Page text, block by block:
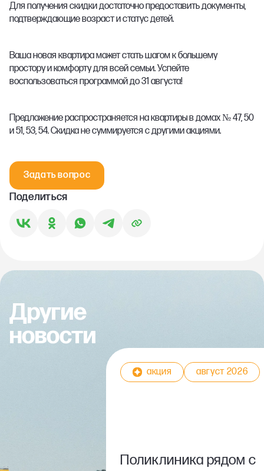
Для получения скидки достаточно предоставить документы,
подтверждающие возраст и статус детей.
Ваша новая квартира может стать шагом к большему
простору и комфорту для всей семьи. Успейте
воспользоваться программой до 31 августа!
Предложение распространяется на квартиры в домах № 47, 50
и 51, 53, 54. Скидка не суммируется с другими акциями.
Задать вопрос
Поделиться
Другие
новости
акция август 2026
Поликлиника рядом с